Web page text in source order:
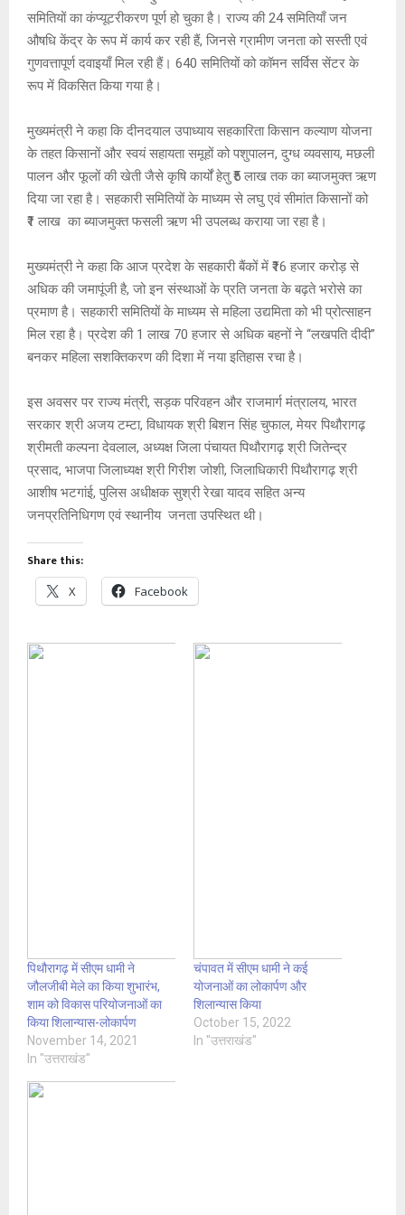
समितियों का कंप्यूटरीकरण पूर्ण हो चुका है। राज्य की 24 समितियाँ जन
औषधि केंद्र के रूप में कार्य कर रही हैं, जिनसे ग्रामीण जनता को सस्ती एवं
गुणवत्तापूर्ण दवाइयाँ मिल रही हैं। 640 समितियों को कॉमन सर्विस सेंटर के
रूप में विकसित किया गया है।
मुख्यमंत्री ने कहा कि दीनदयाल उपाध्याय सहकारिता किसान कल्याण योजना
के तहत किसानों और स्वयं सहायता समूहों को पशुपालन, दुग्ध व्यवसाय, मछली
पालन और फूलों की खेती जैसे कृषि कार्यों हेतु ₹5 लाख तक का ब्याजमुक्त ऋण
दिया जा रहा है। सहकारी समितियों के माध्यम से लघु एवं सीमांत किसानों को
₹1 लाख का ब्याजमुक्त फसली ऋण भी उपलब्ध कराया जा रहा है।
मुख्यमंत्री ने कहा कि आज प्रदेश के सहकारी बैंकों में ₹16 हजार करोड़ से
अधिक की जमापूंजी है, जो इन संस्थाओं के प्रति जनता के बढ़ते भरोसे का
प्रमाण है। सहकारी समितियों के माध्यम से महिला उद्यमिता को भी प्रोत्साहन
मिल रहा है। प्रदेश की 1 लाख 70 हजार से अधिक बहनों ने “लखपति दीदी”
बनकर महिला सशक्तिकरण की दिशा में नया इतिहास रचा है।
इस अवसर पर राज्य मंत्री, सड़क परिवहन और राजमार्ग मंत्रालय, भारत
सरकार श्री अजय टम्टा, विधायक श्री बिशन सिंह चुफाल, मेयर पिथौरागढ़
श्रीमती कल्पना देवलाल, अध्यक्ष जिला पंचायत पिथौरागढ़ श्री जितेन्द्र
प्रसाद, भाजपा जिलाध्यक्ष श्री गिरीश जोशी, जिलाधिकारी पिथौरागढ़ श्री
आशीष भटगांई, पुलिस अधीक्षक सुश्री रेखा यादव सहित अन्य
जनप्रतिनिधिगण एवं स्थानीय जनता उपस्थित थी।
Share this:
X Facebook
पिथौरागढ़ में सीएम धामी ने
जौलजीबी मेले का किया शुभारंभ,
शाम को विकास परियोजनाओं का
किया शिलान्यास-लोकार्पण
November 14, 2021
In "उत्तराखंड"
चंपावत में सीएम धामी ने कई
योजनाओं का लोकार्पण और
शिलान्यास किया
October 15, 2022
In "उत्तराखंड"